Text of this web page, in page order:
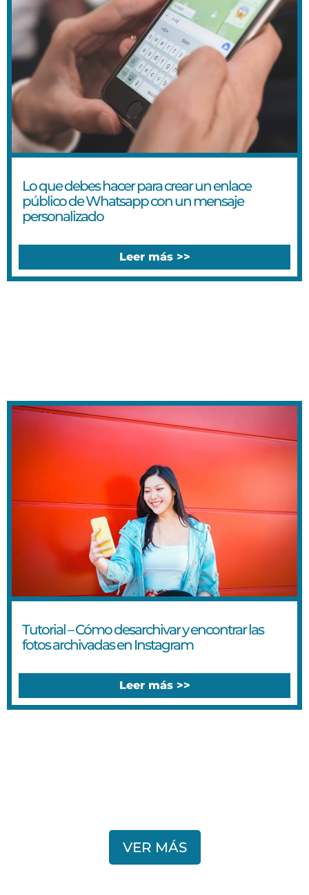
Lo que debes hacer para crear un enlace
público de Whatsapp con un mensaje
personalizado
Leer más >>
Tutorial – Cómo desarchivar y encontrar las
fotos archivadas en Instagram
Leer más >>
VER MÁS